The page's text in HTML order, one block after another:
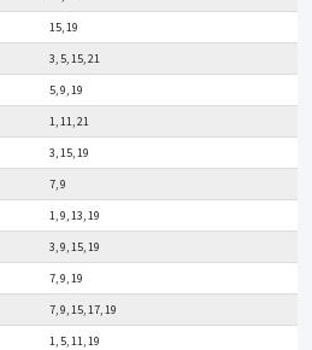
15, 19
3, 5, 15, 21
5, 9, 19
1, 11, 21
3, 15, 19
7, 9
1, 9, 13, 19
3, 9, 15, 19
7, 9, 19
7, 9, 15, 17, 19
1, 5, 11, 19